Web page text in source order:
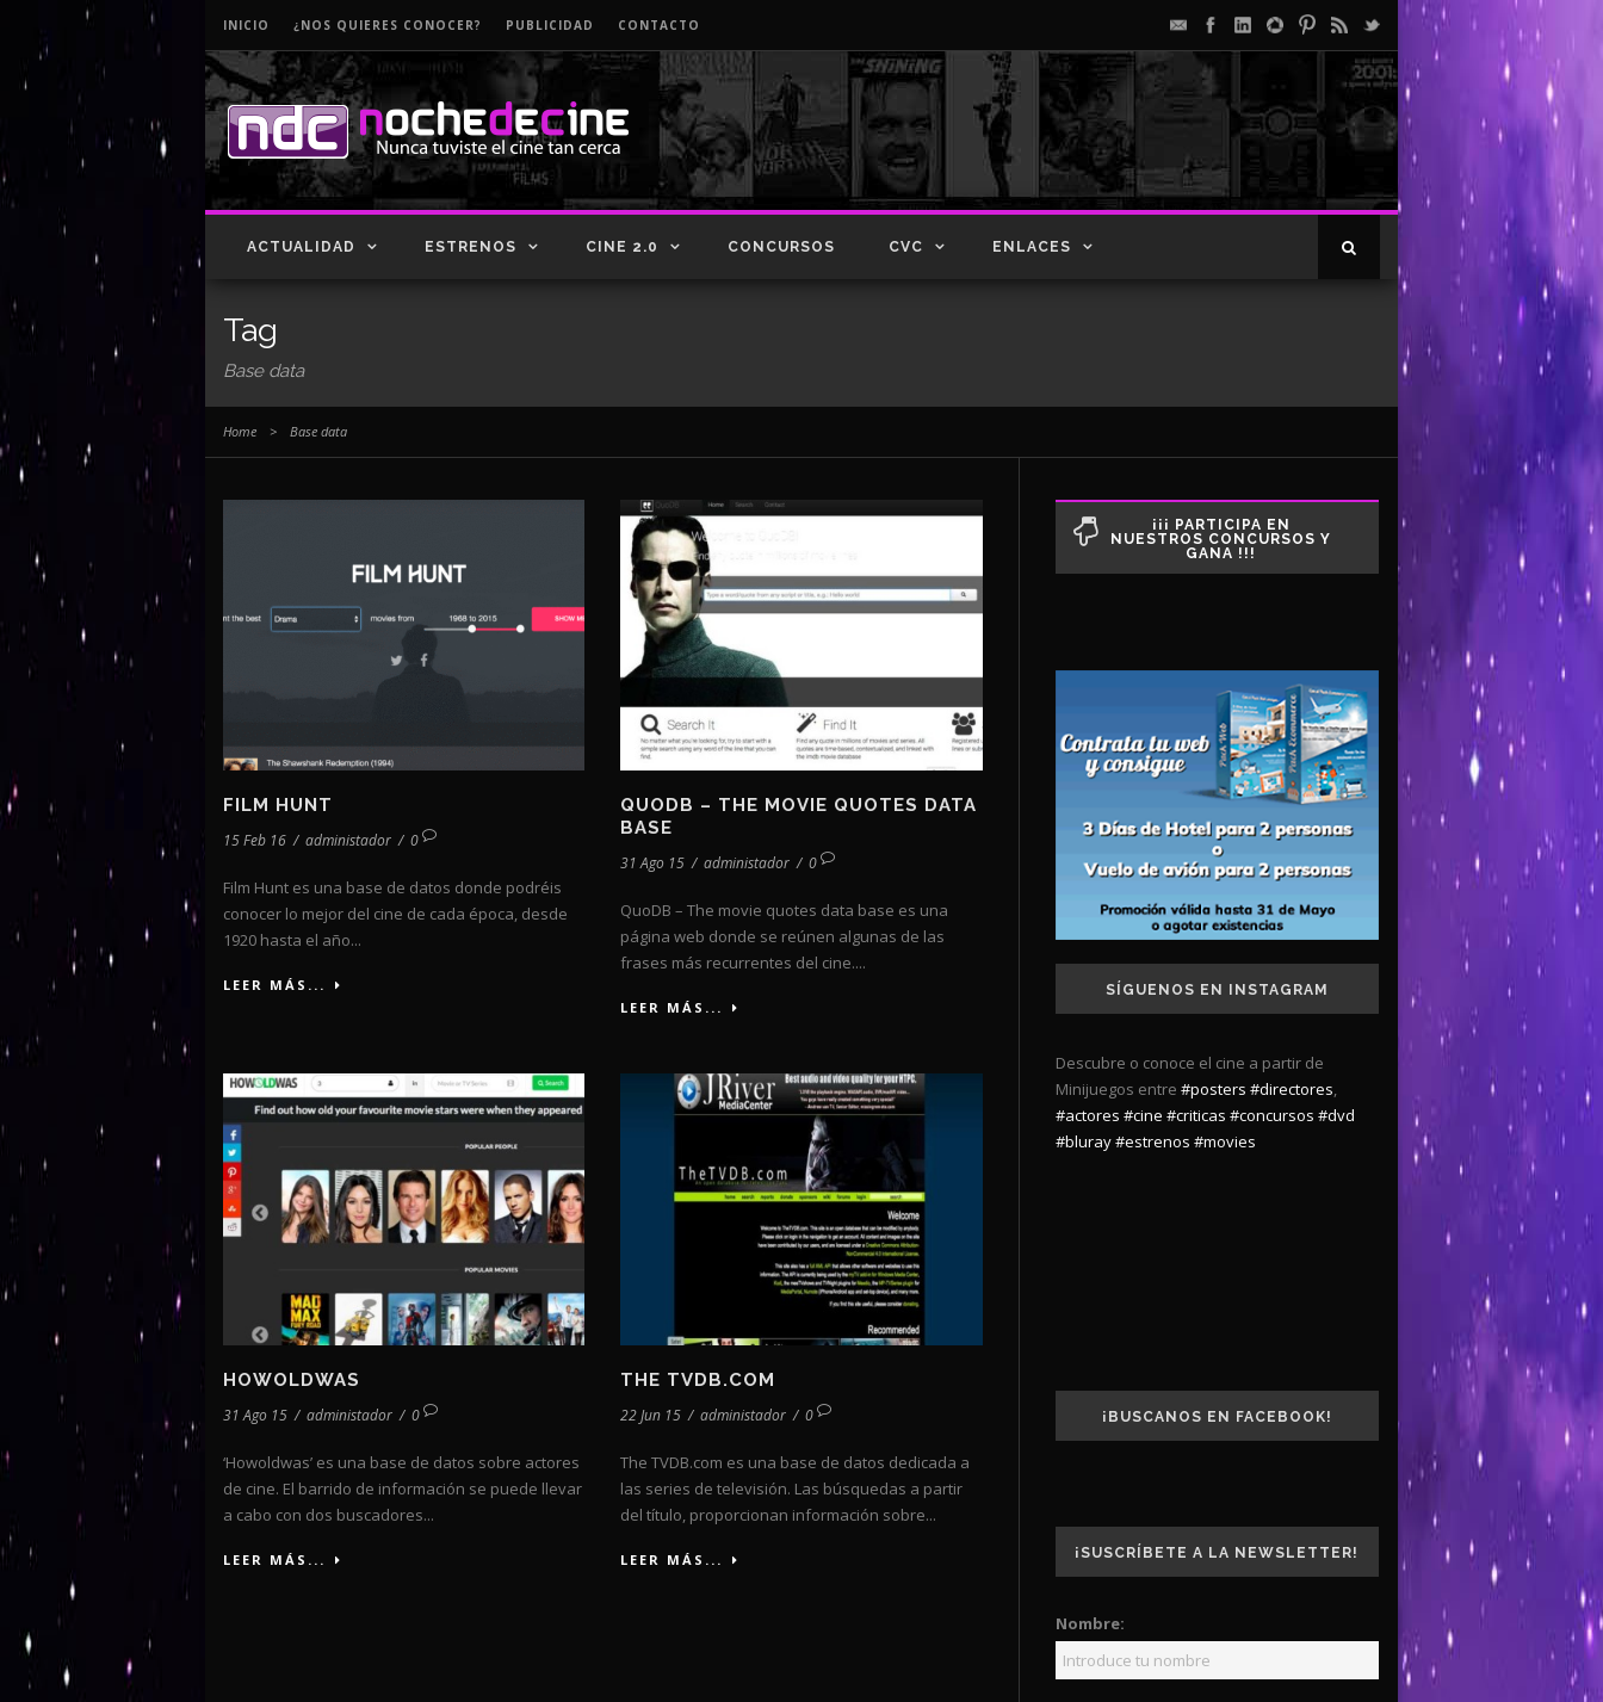
INICIO ¿NOS QUIERES CONOCER? PUBLICIDAD CONTACTO
ACTUALIDAD ESTRENOS CINE 2.0 CONCURSOS CVC ENLACES
Tag
Base data
Home > Base data
FILM HUNT
15 Feb 16 / administador / 0
Film Hunt es una base de datos donde podréis
conocer lo mejor del cine de cada época, desde
1920 hasta el año...
LEER MÁS...
QUODB – THE MOVIE QUOTES DATA
BASE
31 Ago 15 / administador / 0
QuoDB – The movie quotes data base es una
página web donde se reúnen algunas de las
frases más recurrentes del cine....
LEER MÁS...
HOWOLDWAS
31 Ago 15 / administador / 0
‘Howoldwas’ es una base de datos sobre actores
de cine. El barrido de información se puede llevar
a cabo con dos buscadores...
LEER MÁS...
THE TVDB.COM
22 Jun 15 / administador / 0
The TVDB.com es una base de datos dedicada a
las series de televisión. Las búsquedas a partir
del título, proporcionan información sobre...
LEER MÁS...
¡¡¡ PARTICIPA EN
NUESTROS CONCURSOS Y
GANA !!!
SÍGUENOS EN INSTAGRAM
Descubre o conoce el cine a partir de
Minijuegos entre #posters #directores,
#actores #cine #criticas #concursos #dvd
#bluray#estrenos #movies
¡BUSCANOS EN FACEBOOK!
¡SUSCRÍBETE A LA NEWSLETTER!
Nombre: